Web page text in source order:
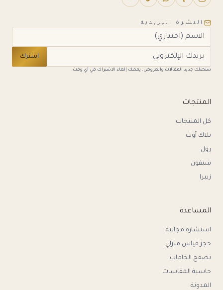
النشرة البريدية
اشترك
ستصلك جديد المقالات والعروض. يمكنك إلغاء الاشتراك في أي وقت.
المنتجات
كل المنتجات
بلاك آوت
رول
شيفون
زيبرا
المساعدة
استشارة مجانية
حجز قياس منزلي
تصفح الخامات
حاسبة المقاسات
المدونة